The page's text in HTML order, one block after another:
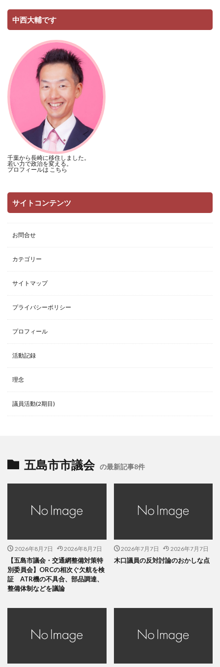
中西大輔です
千葉から長崎に移住しました。
若い力で政治を変える。
プロフィールは こちら
サイトコンテンツ
お問合せ
カテゴリー
サイトマップ
プライバシーポリシー
プロフィール
活動記録
理念
議員活動(2期目)
五島市市議会 の最新記事8件
2026年8月7日 2026年8月7日
【五島市議会・交通網整備対策特
別委員会】ORCの相次ぐ欠航を検
証 ATR機の不具合、部品調達、
整備体制などを議論
2026年7月7日 2026年7月7日
木口議員の反対討論のおかしな点